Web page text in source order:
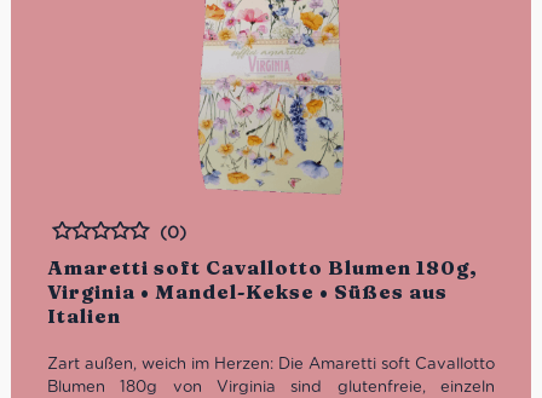
Amaretti soft Cavallotto Blumen 180g,
Virginia • Mandel-Kekse • Süßes aus
Italien
Bewertet
(0)
Zart außen, weich im Herzen: Die Amaretti soft Cavallotto
Blumen 180g von Virginia sind glutenfreie, einzeln